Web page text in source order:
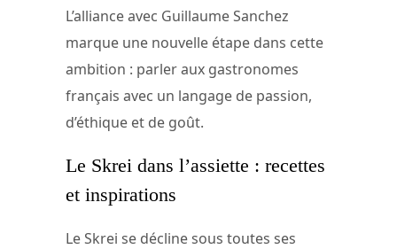
L’alliance avec Guillaume Sanchez
marque une nouvelle étape dans cette
ambition : parler aux gastronomes
français avec un langage de passion,
d’éthique et de goût.
Le Skrei dans l’assiette : recettes
et inspirations
Le Skrei se décline sous toutes ses